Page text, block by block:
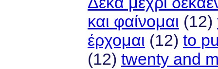
και φαίνομαι (12)
έρχομαι (12) to
(12) twenty and